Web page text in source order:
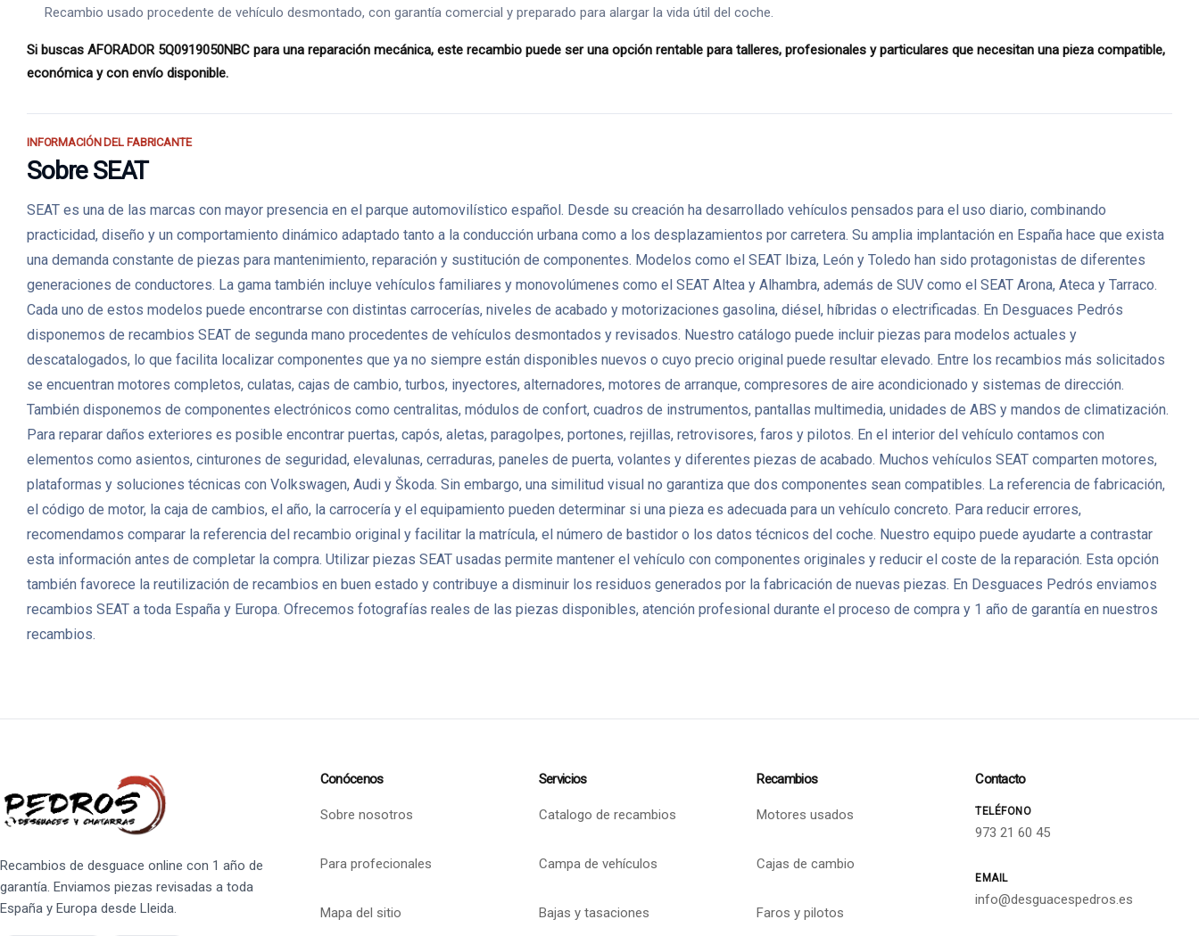
Recambio usado procedente de vehículo desmontado, con garantía comercial y preparado para alargar la vida útil del coche.
Si buscas AFORADOR 5Q0919050NBC para una reparación mecánica, este recambio puede ser una opción rentable para talleres, profesionales y particulares que necesitan una pieza compatible,
económica y con envío disponible.
INFORMACIÓN DEL FABRICANTE
Sobre SEAT
SEAT es una de las marcas con mayor presencia en el parque automovilístico español. Desde su creación ha desarrollado vehículos pensados para el uso diario, combinando
practicidad, diseño y un comportamiento dinámico adaptado tanto a la conducción urbana como a los desplazamientos por carretera. Su amplia implantación en España hace que exista
una demanda constante de piezas para mantenimiento, reparación y sustitución de componentes. Modelos como el SEAT Ibiza, León y Toledo han sido protagonistas de diferentes
generaciones de conductores. La gama también incluye vehículos familiares y monovolúmenes como el SEAT Altea y Alhambra, además de SUV como el SEAT Arona, Ateca y Tarraco.
Cada uno de estos modelos puede encontrarse con distintas carrocerías, niveles de acabado y motorizaciones gasolina, diésel, híbridas o electrificadas. En Desguaces Pedrós
disponemos de recambios SEAT de segunda mano procedentes de vehículos desmontados y revisados. Nuestro catálogo puede incluir piezas para modelos actuales y
descatalogados, lo que facilita localizar componentes que ya no siempre están disponibles nuevos o cuyo precio original puede resultar elevado. Entre los recambios más solicitados
se encuentran motores completos, culatas, cajas de cambio, turbos, inyectores, alternadores, motores de arranque, compresores de aire acondicionado y sistemas de dirección.
También disponemos de componentes electrónicos como centralitas, módulos de confort, cuadros de instrumentos, pantallas multimedia, unidades de ABS y mandos de climatización.
Para reparar daños exteriores es posible encontrar puertas, capós, aletas, paragolpes, portones, rejillas, retrovisores, faros y pilotos. En el interior del vehículo contamos con
elementos como asientos, cinturones de seguridad, elevalunas, cerraduras, paneles de puerta, volantes y diferentes piezas de acabado. Muchos vehículos SEAT comparten motores,
plataformas y soluciones técnicas con Volkswagen, Audi y Škoda. Sin embargo, una similitud visual no garantiza que dos componentes sean compatibles. La referencia de fabricación,
el código de motor, la caja de cambios, el año, la carrocería y el equipamiento pueden determinar si una pieza es adecuada para un vehículo concreto. Para reducir errores,
recomendamos comparar la referencia del recambio original y facilitar la matrícula, el número de bastidor o los datos técnicos del coche. Nuestro equipo puede ayudarte a contrastar
esta información antes de completar la compra. Utilizar piezas SEAT usadas permite mantener el vehículo con componentes originales y reducir el coste de la reparación. Esta opción
también favorece la reutilización de recambios en buen estado y contribuye a disminuir los residuos generados por la fabricación de nuevas piezas. En Desguaces Pedrós enviamos
recambios SEAT a toda España y Europa. Ofrecemos fotografías reales de las piezas disponibles, atención profesional durante el proceso de compra y 1 año de garantía en nuestros
recambios.
Recambios de desguace online con 1 año de
garantía. Enviamos piezas revisadas a toda
España y Europa desde Lleida.
Conócenos
Sobre nosotros
Para profecionales
Mapa del sitio
Servicios
Catalogo de recambios
Campa de vehículos
Bajas y tasaciones
Recambios
Motores usados
Cajas de cambio
Faros y pilotos
Contacto
TELÉFONO
973 21 60 45
EMAIL
info@desguacespedros.es